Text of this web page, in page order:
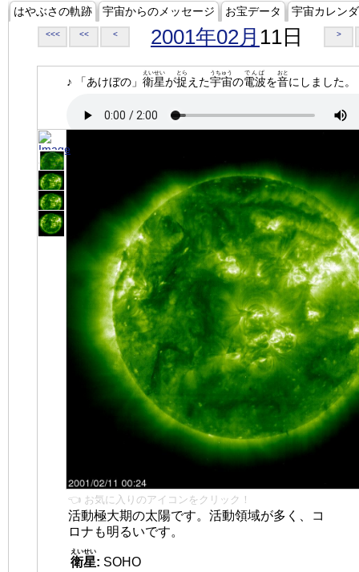
はやぶさの軌跡 宇宙からのメッセージ お宝データ 宇宙カレン
<<< << < 2001年02月 11日 >
♪ 「あけぼの」 衛星
えいせい
が捉
とら
えた宇宙
うちゅう
の電波
でんぱ
を音
おと
にしました。
👈 お気に入りのアイコンをクリック！
活動極大期の太陽です。活動領域が多く、コ
ロナも明るいです。
衛星
えいせい
: SOHO